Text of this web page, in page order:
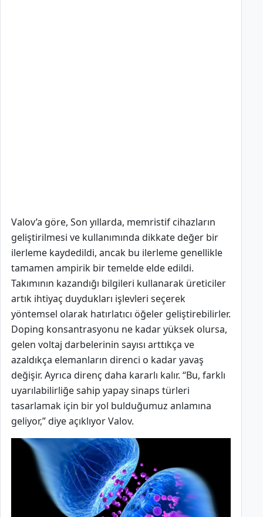
Valov’a göre, Son yıllarda, memristif cihazların
geliştirilmesi ve kullanımında dikkate değer bir
ilerleme kaydedildi, ancak bu ilerleme genellikle
tamamen ampirik bir temelde elde edildi.
Takımının kazandığı bilgileri kullanarak üreticiler
artık ihtiyaç duydukları işlevleri seçerek
yöntemsel olarak hatırlatıcı öğeler geliştirebilirler.
Doping konsantrasyonu ne kadar yüksek olursa,
gelen voltaj darbelerinin sayısı arttıkça ve
azaldıkça elemanların direnci o kadar yavaş
değişir. Ayrıca direnç daha kararlı kalır. “Bu, farklı
uyarılabilirliğe sahip yapay sinaps türleri
tasarlamak için bir yol bulduğumuz anlamına
geliyor,” diye açıklıyor Valov.